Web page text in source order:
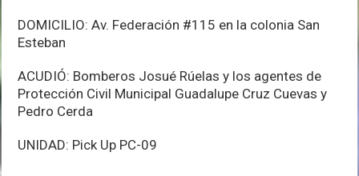
DOMICILIO: Av. Federación #115 en la colonia San
Esteban
ACUDIÓ: Bomberos Josué Rúelas y los agentes de
Protección Civil Municipal Guadalupe Cruz Cuevas y
Pedro Cerda
UNIDAD: Pick Up PC-09